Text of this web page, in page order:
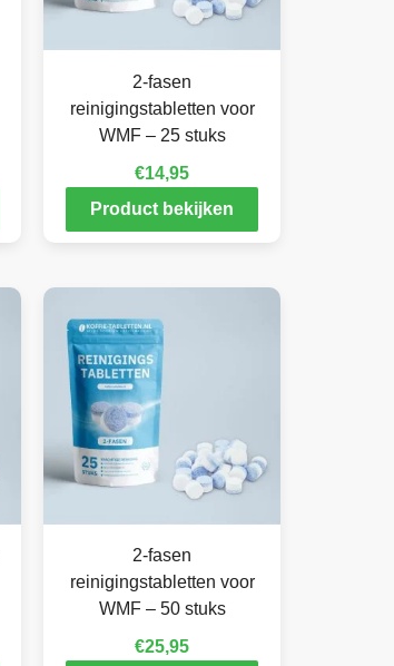
2-fasen
reinigingstabletten voor
WMF – 25 stuks
€14,95
Product bekijken
2-fasen
reinigingstabletten voor
WMF – 50 stuks
€25,95